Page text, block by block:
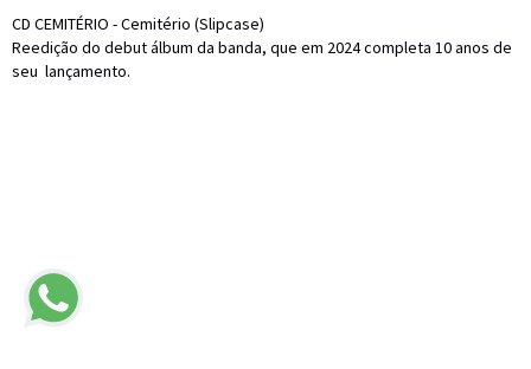
CD CEMITÉRIO - Cemitério (Slipcase)
Reedição do debut álbum da banda, que em 2024 completa 10 anos de
seu lançamento.